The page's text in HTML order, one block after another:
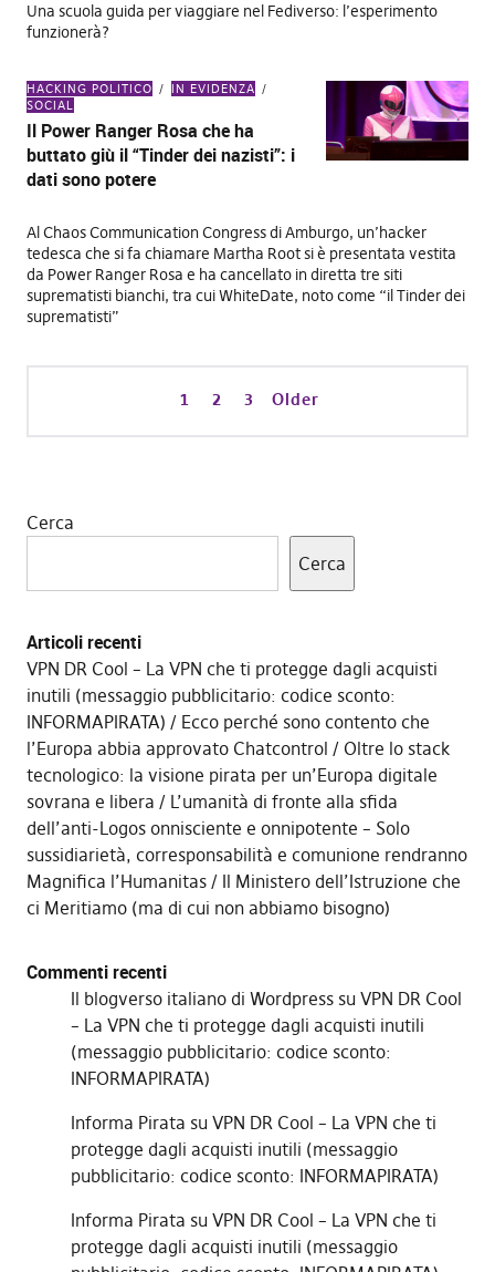
Una scuola guida per viaggiare nel Fediverso: l’esperimento
funzionerà?
HACKING POLITICO
IN EVIDENZA
SOCIAL
Il Power Ranger Rosa che ha
buttato giù il “Tinder dei nazisti”: i
dati sono potere
Al Chaos Communication Congress di Amburgo, un’hacker
tedesca che si fa chiamare Martha Root si è presentata vestita
da Power Ranger Rosa e ha cancellato in diretta tre siti
suprematisti bianchi, tra cui WhiteDate, noto come “il Tinder dei
suprematisti”
1 2 3 Older
Cerca
Cerca
Articoli recenti
VPN DR Cool – La VPN che ti protegge dagli acquisti
inutili (messaggio pubblicitario: codice sconto:
INFORMAPIRATA)
Ecco perché sono contento che
l’Europa abbia approvato Chatcontrol
Oltre lo stack
tecnologico: la visione pirata per un’Europa digitale
sovrana e libera
L’umanità di fronte alla sfida
dell’anti-Logos onnisciente e onnipotente – Solo
sussidiarietà, corresponsabilità e comunione rendranno
Magnifica l’Humanitas
Il Ministero dell’Istruzione che
ci Meritiamo (ma di cui non abbiamo bisogno)
Commenti recenti
Il blogverso italiano di Wordpresssu VPN DR Cool
– La VPN che ti protegge dagli acquisti inutili
(messaggio pubblicitario: codice sconto:
INFORMAPIRATA)
Informa Pirata su VPN DR Cool – La VPN che ti
protegge dagli acquisti inutili (messaggio
pubblicitario: codice sconto: INFORMAPIRATA)
Informa Pirata su VPN DR Cool – La VPN che ti
protegge dagli acquisti inutili (messaggio